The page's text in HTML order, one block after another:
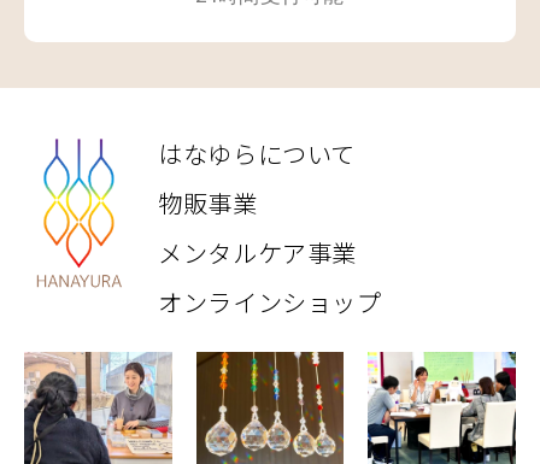
はなゆらについて
物販事業
メンタルケア事業
オンラインショップ